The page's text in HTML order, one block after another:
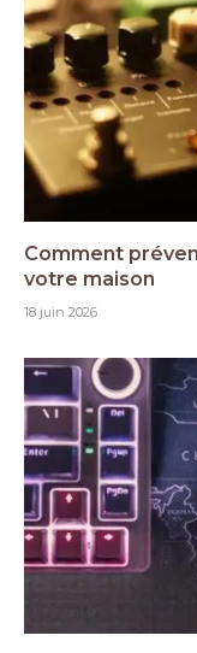
Comment
votre maison
18 juin 2026